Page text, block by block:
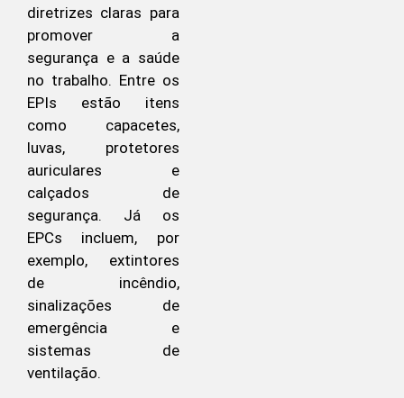
diretrizes claras para
promover a
segurança e a saúde
no trabalho. Entre os
EPIs estão itens
como capacetes,
luvas, protetores
auriculares e
calçados de
segurança. Já os
EPCs incluem, por
exemplo, extintores
de incêndio,
sinalizações de
emergência e
sistemas de
ventilação.